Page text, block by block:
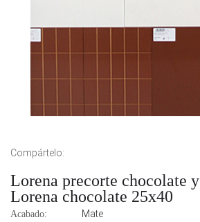
Compártelo:
Lorena precorte chocolate y
Lorena chocolate 25x40
Acabado: Mate